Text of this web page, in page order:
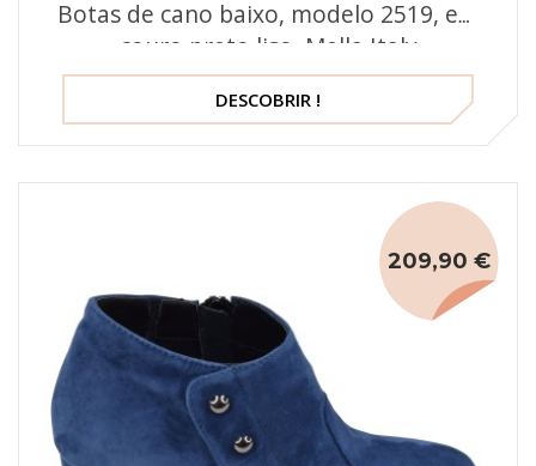
Botas de cano baixo, modelo 2519, em
couro preto liso, Mella Italy
DESCOBRIR !
209,90 €